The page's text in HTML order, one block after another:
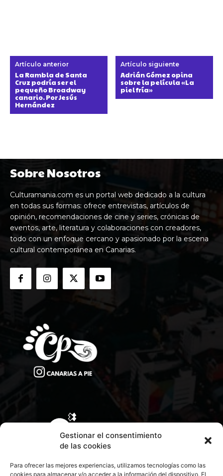
Gestionar el consentimiento
de las cookies
Para ofrecer las mejores experiencias, utilizamos tecnologías como las
cookies para almacenar y/o acceder a la información del dispositivo. El
Artículo anterior
La Rambla de Santa
Cruz podría ser el
pequeño Broadway
canario. Por Jesús
Hernández
Artículo siguiente
Adrián Gómez opina
sobre la película «La
piel fría»
Sobre Nosotros
Culturamania.com es un portal web dedicado a la cultura
en todas sus formas: ofrece entrevistas, artículos de
opinión, recomendaciones de cine y series, crónicas de
eventos, arte, literatura y colaboraciones con creadores,
todo con un enfoque cercano y apasionado por la escena
cultural contemporánea en Canarias.